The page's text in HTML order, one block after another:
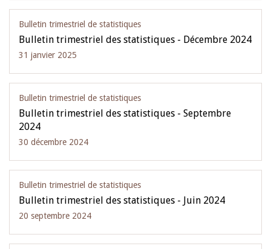
Bulletin trimestriel de statistiques
Bulletin trimestriel des statistiques - Décembre 2024
31 janvier 2025
Bulletin trimestriel de statistiques
Bulletin trimestriel des statistiques - Septembre
2024
30 décembre 2024
Bulletin trimestriel de statistiques
Bulletin trimestriel des statistiques - Juin 2024
20 septembre 2024